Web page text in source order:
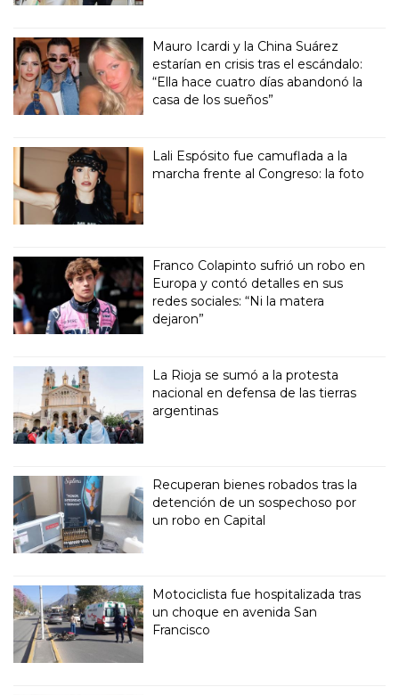
Mauro Icardi y la China Suárez
estarían en crisis tras el escándalo:
“Ella hace cuatro días abandonó la
casa de los sueños”
Lali Espósito fue camuflada a la
marcha frente al Congreso: la foto
Franco Colapinto sufrió un robo en
Europa y contó detalles en sus
redes sociales: “Ni la matera
dejaron”
La Rioja se sumó a la protesta
nacional en defensa de las tierras
argentinas
Recuperan bienes robados tras la
detención de un sospechoso por
un robo en Capital
Motociclista fue hospitalizada tras
un choque en avenida San
Francisco